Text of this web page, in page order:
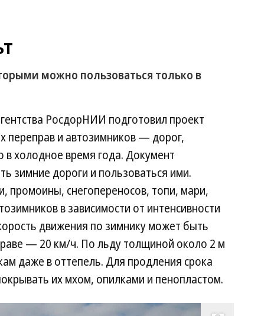
можно пользоваться только в
РосдорНИИ подготовил проект
переправ и автозимников — дорог,
холодное время года. Документ
зимние дороги и пользоваться ими.
промоины, снегопереносов, топи, мари,
в зависимости от интенсивности
движения по зимнику может быть
— 20 км/ч. По льду толщиной около 2 м
даже в оттепель. Для продления срока
их мхом, опилками и пенопластом.